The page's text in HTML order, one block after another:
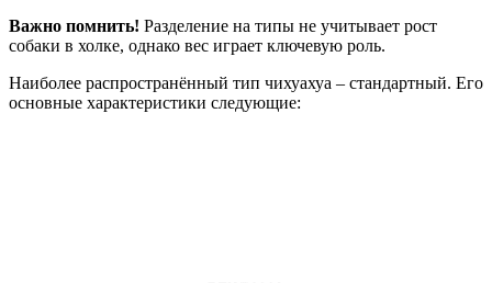
Важно помнить! Разделение на типы не учитывает рост
собаки в холке, однако вес играет ключевую роль.
Наиболее распространённый тип чихуахуа – стандартный. Его
основные характеристики следующие: